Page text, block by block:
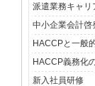
派遣業務キャリ
中小企業会計啓
HACCPと一般
HACCP義務化
新入社員研修